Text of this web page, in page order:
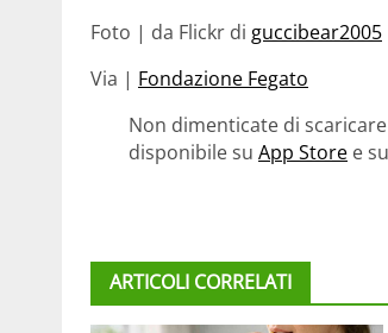
Foto | da Flickr di guccibear2005
Via | Fondazione Fegato
Non dimenticate di
disponibile su App Store e su
ARTICOLI CORRELATI